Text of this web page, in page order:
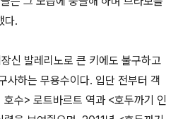
다.
신 발레리노로 큰 키에도 불구하고
사하는 무용수이다. 입단 전부터 객
수> 로트바르트 역과 <호두까기 인